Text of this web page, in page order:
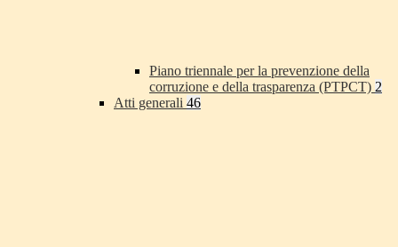
Piano triennale per la prevenzione della
corruzione e della trasparenza (PTPCT) 2
Atti generali 46